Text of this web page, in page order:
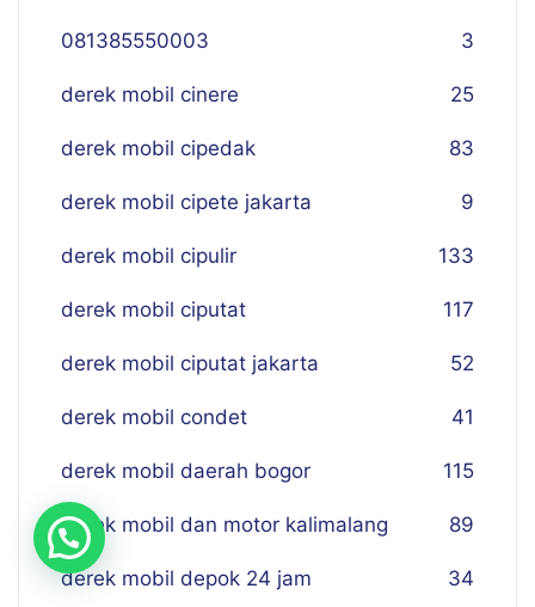
081385550003 3
derek mobil cinere 25
derek mobil cipedak 83
derek mobil cipete jakarta 9
derek mobil cipulir 133
derek mobil ciputat 117
derek mobil ciputat jakarta 52
derek mobil condet 41
derek mobil daerah bogor 115
derek mobil dan motor kalimalang 89
derek mobil depok 24 jam 34